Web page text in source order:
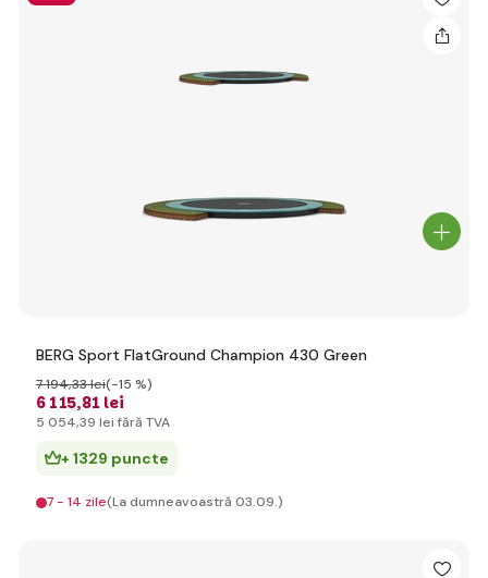
BERG Sport FlatGround Champion 430 Green
6 115,81 lei
7 194,33 lei(-15 %)
5 054,39 lei fără TVA
+ 1329 puncte
7 - 14 zile(La dumneavoastră 03.09.)